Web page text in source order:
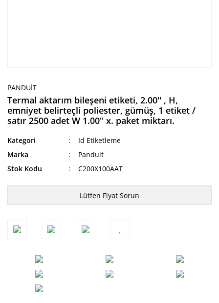
PANDUIT
Termal aktarım bileşeni etiketi, 2.00'' , H,
emniyet belirteçli poliester, gümüş, 1 etiket /
satır 2500 adet W 1.00'' x. paket miktarı.
Kategori
Id Etiketleme
Marka
Panduit
Stok Kodu
C200X100AAT
Lütfen Fiyat Sorun